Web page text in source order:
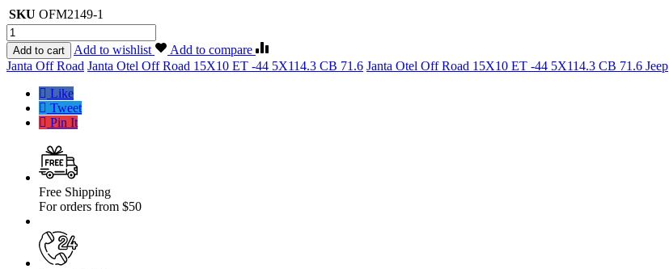
SKU OFM2149-1
Cantitate
Janta
Otel
Neagra
15X10
5X114.3
Add to cart Add to wishlist
Add to compare
Etichete:
Janta Off Road Janta Otel Off Road 15X10 ET -44 5X114.3 CB 71.6 Janta Otel Off Road 15X10 ET -44 5X114.3 CB 71.6 Jeep
Like
Tweet
Pin It
Free Shipping
For orders from $50